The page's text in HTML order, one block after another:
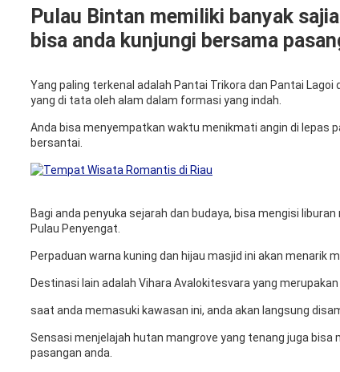
Pulau Bintan memiliki banyak
bisa anda kunjungi bersama
Yang paling terkenal adalah Pantai Trikora dan Pantai
yang di tata oleh alam dalam formasi yang indah.
Anda bisa menyempatkan waktu menikmati angin di lepas
bersantai.
Bagi anda penyuka sejarah dan budaya, bisa mengisi
Pulau Penyengat.
Perpaduan warna kuning dan hijau masjid ini akan menarik
Destinasi lain adalah Vihara Avalokitesvara yang
saat anda memasuki kawasan ini, anda akan langsung
Sensasi menjelajah hutan mangrove yang tenang juga
pasangan anda.